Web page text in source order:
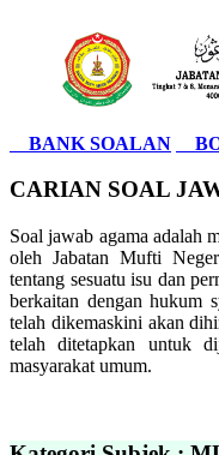
BANK SOALAN
CARIAN SOAL
Soal jawab agama adalah
oleh Jabatan Mufti
tentang sesuatu isu dan
berkaitan dengan hukum
telah dikemaskini akan
telah ditetapkan untuk
masyarakat umum.